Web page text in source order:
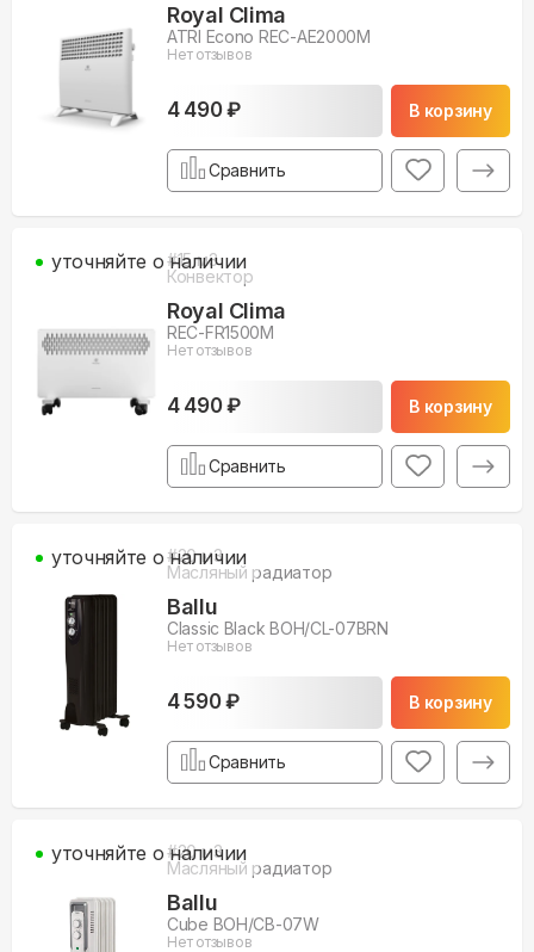
Royal Clima
ATRI Econo REC-AE2000M
Нет отзывов
4 490 ₽ В корзину
Сравнить
#15м3
Конвектор
Royal Clima
REC-FR1500M
Нет отзывов
4 490 ₽ В корзину
уточняйте о наличии
Сравнить
#20м3
Масляный радиатор
Ballu
Classic Black BOH/CL-07BRN
Нет отзывов
4 590 ₽ В корзину
уточняйте о наличии
Сравнить
#20м3
Масляный радиатор
Ballu
Cube BOH/CB-07W
Нет отзывов
уточняйте о наличии